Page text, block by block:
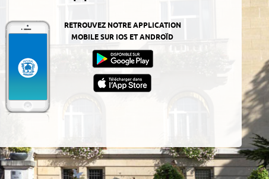
RETROUVEZ NOTRE APPLICATION
MOBILE SUR IOS ET ANDROÏD